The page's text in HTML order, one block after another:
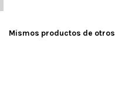
Mismos productos de